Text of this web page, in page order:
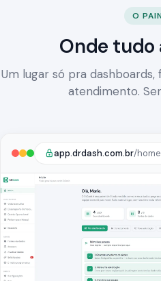
O
Onde tudo
Um lugar só pra
atendimento.
app.drdash.com.br/home